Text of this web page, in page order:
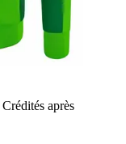
Crédités après